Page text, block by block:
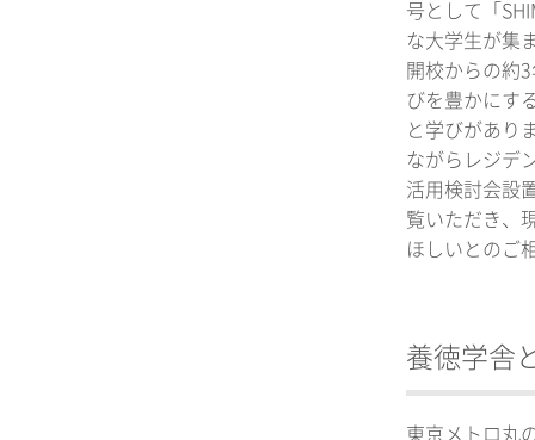
号として「
な大学生が集
開校からの約
びを豊かにす
と学びがあり
ながらレジデ
活用検討会設
覧いただき、
ほしいとのご
養徳学舎
東京メトロ丸